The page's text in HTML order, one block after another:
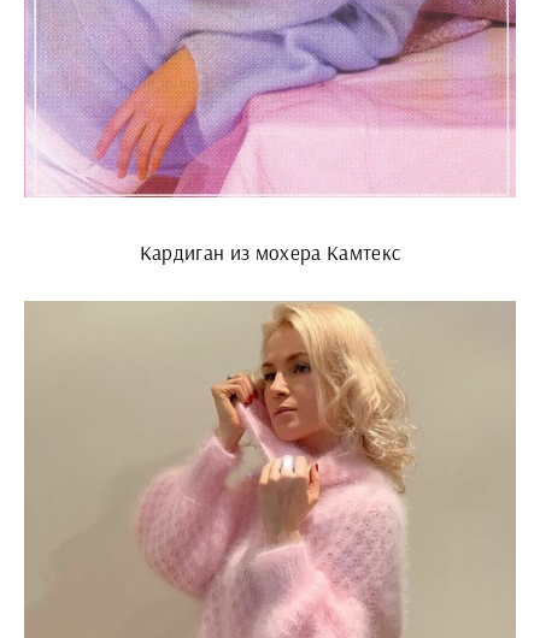
Кардиган из мохера Камтекс